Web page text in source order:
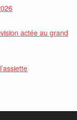
actée au grand